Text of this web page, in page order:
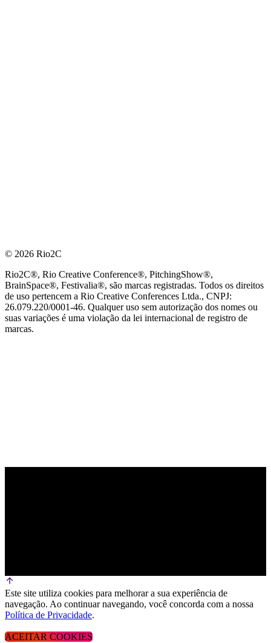
© 2026 Rio2C
Rio2C®, Rio Creative Conference®, PitchingShow®,
BrainSpace®, Festivalia®, são marcas registradas. Todos os direitos
de uso pertencem a Rio Creative Conferences Ltda., CNPJ:
26.079.220/0001-46. Qualquer uso sem autorização dos nomes ou
suas variações é uma violação da lei internacional de registro de
marcas.
Este site utiliza cookies para melhorar a sua experiência de
navegação. Ao continuar navegando, você concorda com a nossa
Política de Privacidade.
ACEITAR COOKIES